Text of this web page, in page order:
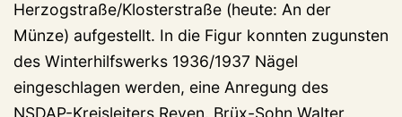
Herzogstraße/Klosterstraße (heute: An der
Münze) aufgestellt. In die Figur konnten zugunsten
des Winterhilfswerks 1936/1937 Nägel
eingeschlagen werden, eine Anregung des